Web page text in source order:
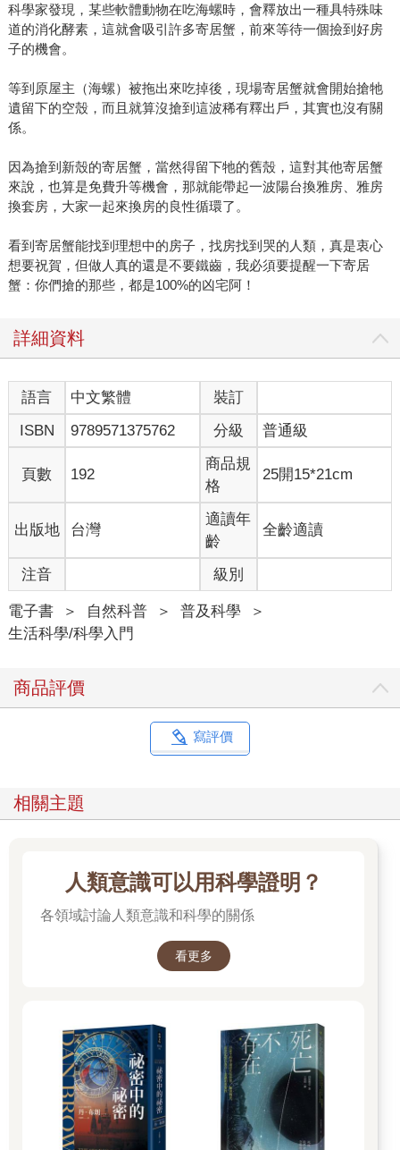
科學家發現，某些軟體動物在吃海螺時，會釋放出一種具特殊味
道的消化酵素，這就會吸引許多寄居蟹，前來等待一個撿到好房
子的機會。
等到原屋主（海螺）被拖出來吃掉後，現場寄居蟹就會開始搶牠
遺留下的空殼，而且就算沒搶到這波稀有釋出戶，其實也沒有關
係。
因為搶到新殼的寄居蟹，當然得留下牠的舊殼，這對其他寄居蟹
來說，也算是免費升等機會，那就能帶起一波陽台換雅房、雅房
換套房，大家一起來換房的良性循環了。
看到寄居蟹能找到理想中的房子，找房找到哭的人類，真是衷心
想要祝賀，但做人真的還是不要鐵齒，我必須要提醒一下寄居
蟹：你們搶的那些，都是100%的凶宅阿！
詳細資料
語言 中文繁體
裝訂
ISBN
9789571375762 分級 普通級
頁數 192
商品規
格
25開15*21cm
出版地 台灣
適讀年
齡
全齡適讀
注音 級別
電子書 ＞ 自然科普 ＞ 普及科學
＞
生活科學/科學入門
商品評價
寫評價
相關主題
人類意識可以用科學證明？
各領域討論人類意識和科學的關係
看更多